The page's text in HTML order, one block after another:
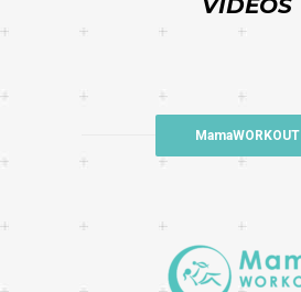
VIDEOS
MamaWORKOUT